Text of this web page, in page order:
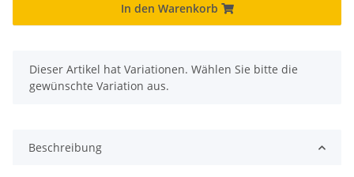
In den Warenkorb
x
Dieser Artikel hat Variationen. Wählen Sie bitte die
gewünschte Variation aus.
Beschreibung